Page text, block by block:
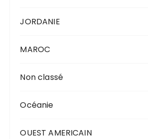
JORDANIE
MAROC
Non classé
Océanie
OUEST AMERICAIN